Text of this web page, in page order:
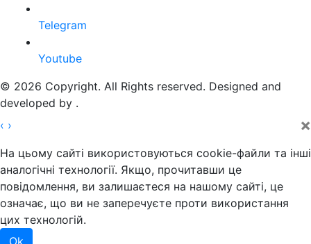
Telegram
Youtube
© 2026 Copyright. All Rights reserved. Designed and
developed by .
‹ › ×
На цьому сайті використовуються cookie-файли та інші
аналогічні технології. Якщо, прочитавши це
повідомлення, ви залишаєтеся на нашому сайті, це
означає, що ви не заперечуєте проти використання
цих технологій.
Ok